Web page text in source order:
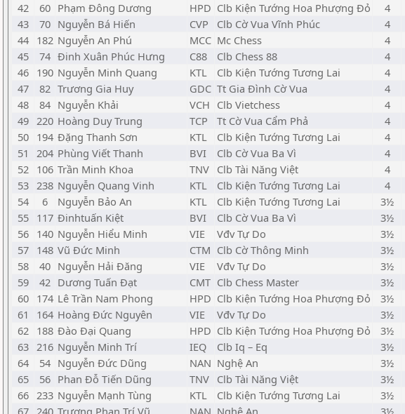
42
60 Phạm Đông Dương HPD Clb Kiện Tướng Hoa Phượng Đỏ 4
43
70 Nguyễn Bá Hiến CVP Clb Cờ Vua Vĩnh Phúc 4
44 182 Nguyễn An Phú MCC Mc Chess 4
45
74 Đinh Xuân Phúc Hưng C88 Clb Chess 88 4
46 190 Nguyễn Minh Quang KTL Clb Kiện Tướng Tương Lai 4
47
82 Trương Gia Huy GDC Tt Gia Đình Cờ Vua 4
48
84 Nguyễn Khải VCH Clb Vietchess 4
49 220 Hoàng Duy Trung TCP Tt Cờ Vua Cẩm Phả 4
50 194 Đặng Thanh Sơn KTL Clb Kiện Tướng Tương Lai 4
51
204 Phùng Viết Thanh BVI Clb Cờ Vua Ba Vì 4
52 106 Trần Minh Khoa TNV Clb Tài Năng Việt 4
53 238 Nguyễn Quang Vinh KTL Clb Kiện Tướng Tương Lai 4
54
6 Nguyễn Bảo An KTL Clb Kiện Tướng Tương Lai 3½
55 117 Đinhtuấn Kiệt BVI Clb Cờ Vua Ba Vì 3½
56 140 Nguyễn Hiểu Minh VIE Vđv Tự Do 3½
57 148 Vũ Đức Minh CTM Clb Cờ Thông Minh 3½
58
40 Nguyễn Hải Đăng VIE Vđv Tự Do 3½
59
42 Dương Tuấn Đạt CMT Clb Chess Master 3½
60 174 Lê Trần Nam Phong HPD Clb Kiện Tướng Hoa Phượng Đỏ 3½
61
164 Hoàng Đức Nguyên VIE Vđv Tự Do 3½
62 188 Đào Đại Quang HPD Clb Kiện Tướng Hoa Phượng Đỏ 3½
63 216 Nguyễn Minh Trí IEQ Clb Iq – Eq 3½
64
54 Nguyễn Đức Dũng NAN Nghệ An 3½
65
56 Phan Đỗ Tiến Dũng TNV Clb Tài Năng Việt 3½
66 233 Nguyễn Mạnh Tùng KTL Clb Kiện Tướng Tương Lai 3½
67 240 Trương Phan Trí Vũ NAN Nghệ An 3½